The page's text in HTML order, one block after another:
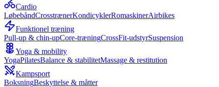
Cardio
LøbebåndCrosstrænerKondicyklerRomaskinerAirbikes
Funktionel træning
Pull-up & chin-upCore-træningCrossFit-udstyrSuspension
Yoga & mobility
YogaPilatesBalance & stabilitetMassage & restitution
Kampsport
BoksningBeskyttelse & måtter